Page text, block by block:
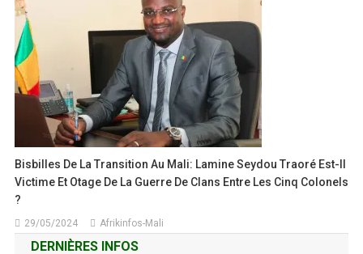
Bisbilles De La Transition Au Mali: Lamine Seydou Traoré Est-Il
Victime Et Otage De La Guerre De Clans Entre Les Cinq Colonels
?
29/05/2024 Afrikinfos-Mali
DERNIÈRES INFOS